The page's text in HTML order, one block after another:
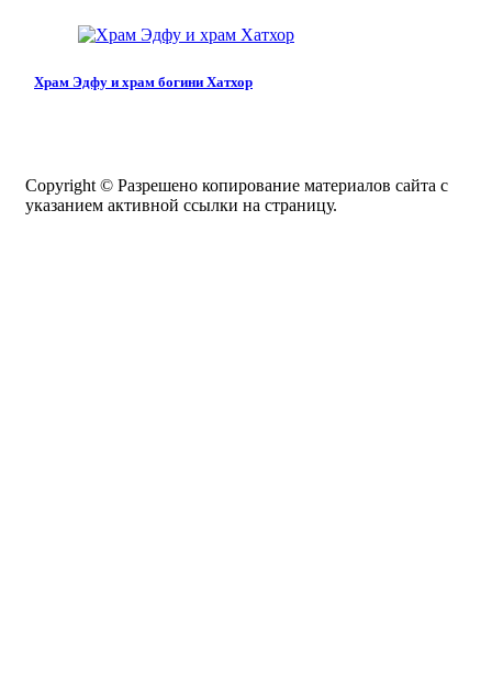
Храм Эдфу и храм богини Хатхор
Copyright © Разрешено копирование материалов сайта с
указанием активной ссылки на страницу.